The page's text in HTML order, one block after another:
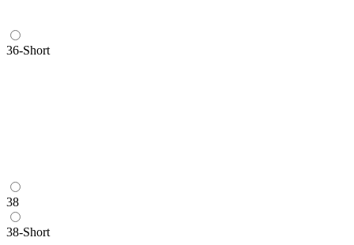
36-Short
38
38-Short